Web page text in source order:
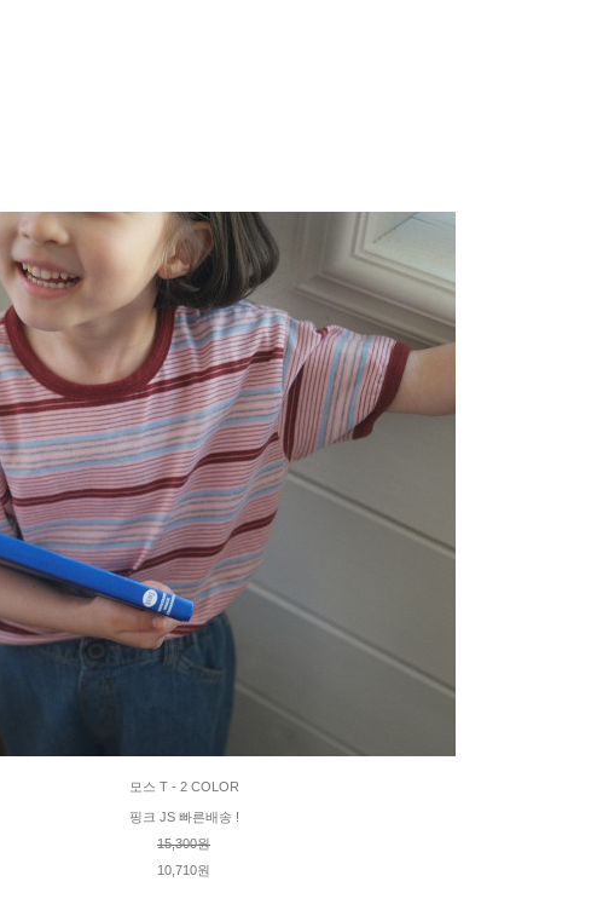
모스 T - 2 COLOR
핑크 JS 빠른배송 !
15,300원
10,710원